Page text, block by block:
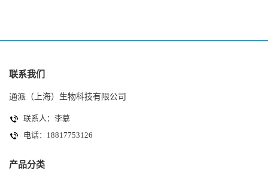
联系我们
通派（上海）生物科技有限公司
联系人：李慕
电话：18817753126
产品分类